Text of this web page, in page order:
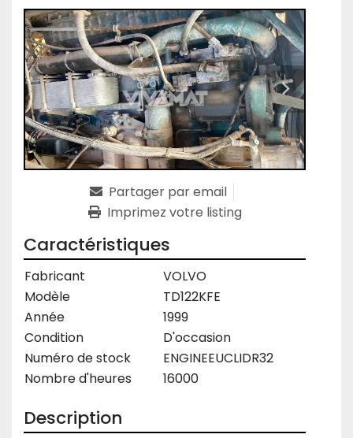
Partager par email
Imprimez votre listing
Caractéristiques
Fabricant
VOLVO
Modèle
TD122KFE
Année
1999
Condition
D'occasion
Numéro de stock
ENGINEEUCLIDR32
Nombre d'heures
16000
Description